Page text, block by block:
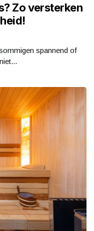
Zo versterken
spannend of